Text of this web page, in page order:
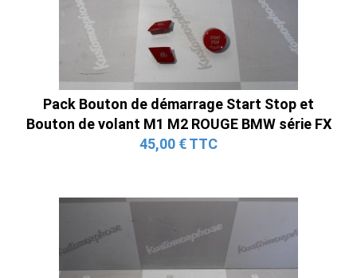
Pack Bouton de démarrage Start Stop et
Bouton de volant M1 M2 ROUGE BMW série FX
45,00 € TTC